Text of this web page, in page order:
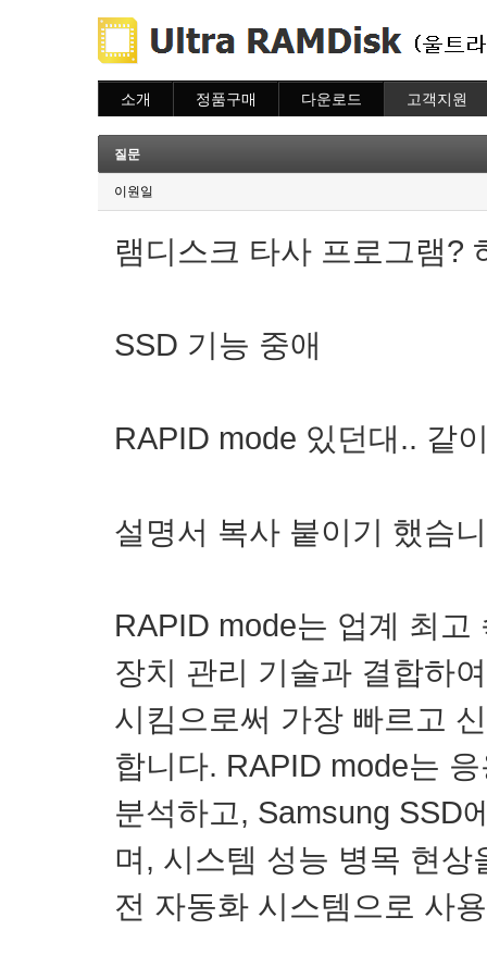
소개 정품구매
이용안내
다운로드 고객지원
질문하기
질문
이원일
램디스크 타사 프로그램?
SSD 기능 중애
RAPID mode 있던대.. 같
설명서 복사 붙이기 했슴
RAPID mode는 업계 최
장치 관리 기술과 결합하
시킴으로써 가장 빠르고
합니다. RAPID mode는
분석하고, Samsung SSD
며, 시스템 성능 병목 현
전 자동화 시스템으로 사